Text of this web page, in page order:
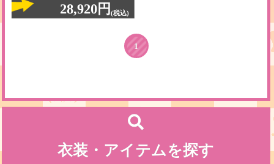
28,920円(税込)
1
衣装・アイテムを探す